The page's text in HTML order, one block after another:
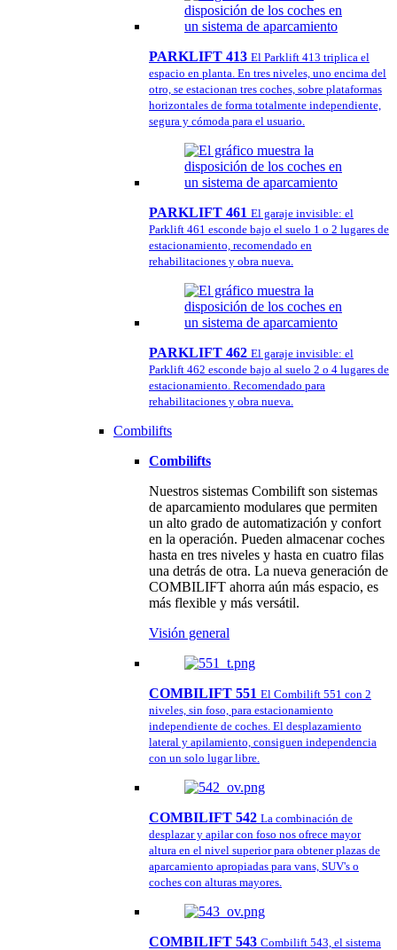
PARKLIFT 413 El Parklift 413 triplica el
espacio en planta. En tres niveles, uno encima del
otro, se estacionan tres coches, sobre plataformas
horizontales de forma totalmente independiente,
segura y cómoda para el usuario.
PARKLIFT 461 El garaje invisible: el
Parklift 461 esconde bajo el suelo 1 o 2 lugares de
estacionamiento, recomendado en
rehabilitaciones y obra nueva.
PARKLIFT 462 El garaje invisible: el
Parklift 462 esconde bajo al suelo 2 o 4 lugares de
estacionamiento. Recomendado para
rehabilitaciones y obra nueva.
Combilifts
Combilifts
Nuestros sistemas Combilift son sistemas
de aparcamiento modulares que permiten
un alto grado de automatización y confort
en la operación. Pueden almacenar coches
hasta en tres niveles y hasta en cuatro filas
una detrás de otra. La nueva generación de
COMBILIFT ahorra aún más espacio, es
más flexible y más versátil.
Visión general
COMBILIFT 551 El Combilift 551 con 2
niveles, sin foso, para estacionamiento
independiente de coches. El desplazamiento
lateral y apilamiento, consiguen independencia
con un solo lugar libre.
COMBILIFT 542 La combinación de
desplazar y apilar con foso nos ofrece mayor
altura en el nivel superior para obtener plazas de
aparcamiento apropiadas para vans, SUV's o
coches con alturas mayores.
COMBILIFT 543 Combilift 543, el sistema